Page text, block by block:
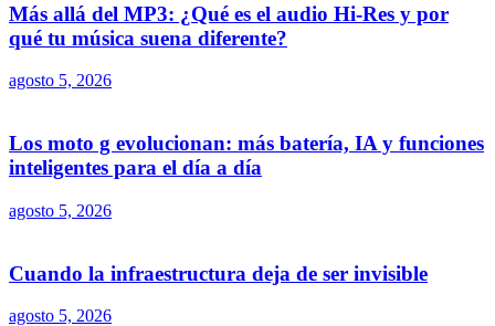
Más allá del MP3: ¿Qué es el audio Hi-Res y por
qué tu música suena diferente?
agosto 5, 2026
Los moto g evolucionan: más batería, IA y funciones
inteligentes para el día a día
agosto 5, 2026
Cuando la infraestructura deja de ser invisible
agosto 5, 2026